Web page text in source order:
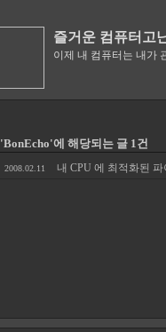
즐거운 컴퓨터고
이제 내 컴퓨터는 내가
'BonEcho'에 해당되는 글 1건
2008.02.11 내 CPU 에 최적화된